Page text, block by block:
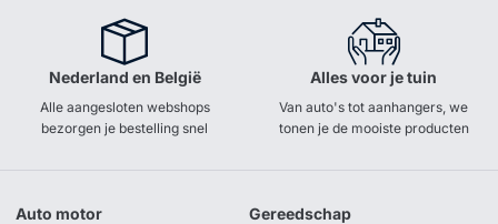
Nederland en België
Alle aangesloten webshops
bezorgen je bestelling snel
Alles voor je tuin
Van auto's tot aanhangers, we
tonen je de mooiste producten
Auto motor Gereedschap